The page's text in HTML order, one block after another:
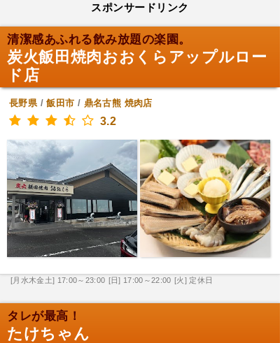
スポンサードリンク
清潔感あふれる飲み放題の楽園。
炭火飯田焼肉おおくらアップルロー
ド店
長野県/飯田市 / 鼎名古熊 焼肉店
3.2
[月水木金土] 17:00～23:00 [日] 17:00～22:00 [火] 定休日
タレが最高！
たけちゃん